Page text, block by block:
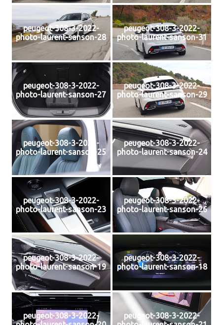
peugeot-308-3-2022-
photo-laurent-sanson-28
peugeot-308-3-2022-
photo-laurent-sanson-31
peugeot-308-3-2022-
photo-laurent-sanson-27
peugeot-308-3-2022-
photo-laurent-sanson-29
peugeot-308-3-2022-
photo-laurent-sanson-25
peugeot-308-3-2022-
photo-laurent-sanson-24
peugeot-308-3-2022-
photo-laurent-sanson-23
peugeot-308-3-2022-
photo-laurent-sanson-26
peugeot-308-3-2022-
photo-laurent-sanson-19
peugeot-308-3-2022-
photo-laurent-sanson-18
peugeot-308-3-2022-
peugeot-308-3-2022-